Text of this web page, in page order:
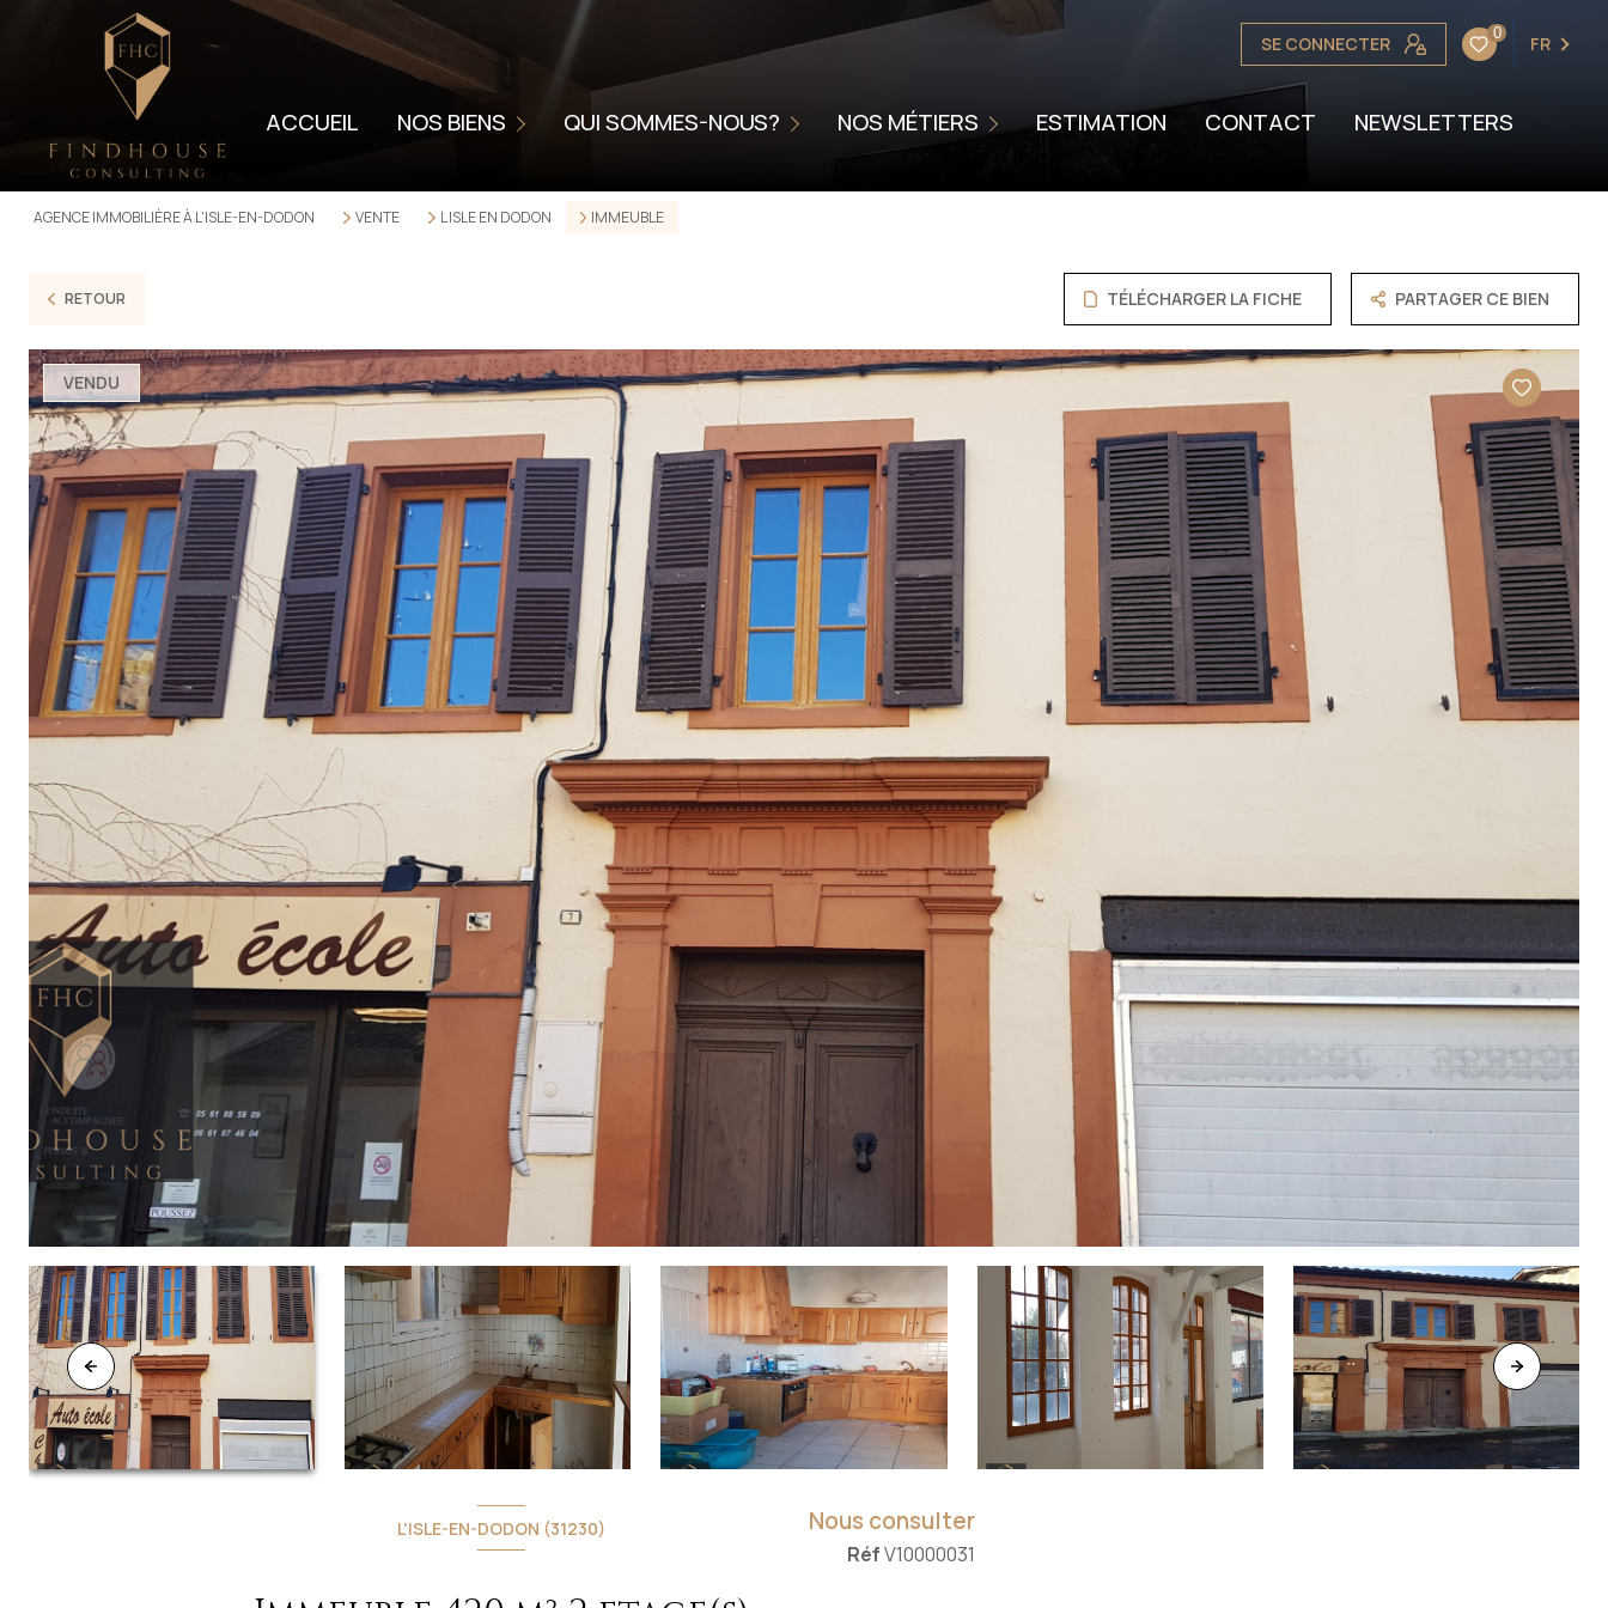
SE CONNECTER 0 FR
ACCUEIL NOS BIENS
LOCATION
LOCATION SAISONNIÉRE
LOUÉS
QUI SOMMES-NOUS?
L'AGENCE
NOS MÉTIERS
METTRE VOTRE BIEN EN LOCATION
ESTIMATION CONTACT NEWSLETTERS
AGENCE IMMOBILIÈRE À L'ISLE-EN-DODON VENTE L ISLE EN DODON IMMEUBLE
RETOUR TÉLÉCHARGER LA FICHE PARTAGER CE BIEN
VENDU
L'ISLE-EN-DODON (31230) Nous consulter
RéfV10000031